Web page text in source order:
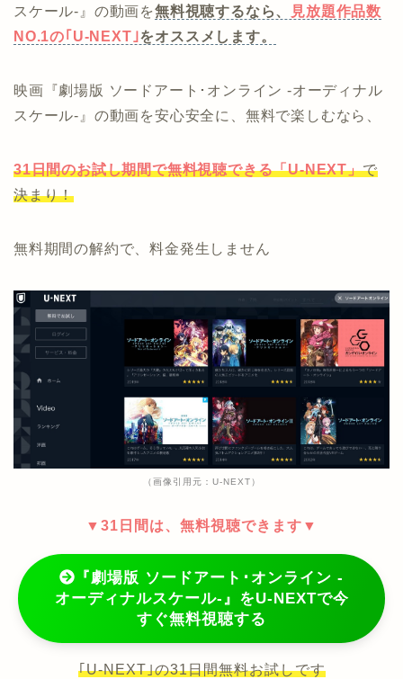
スケール-』の動画を無料視聴するなら、
見放題作品数
NO.1の｢U-NEXT｣をオススメします。
映画『劇場版 ソードアート･オンライン -オーディナル
スケール-』の動画を安心安全に、無料で楽しむなら、
31日間のお試し期間で無料視聴できる「U-NEXT」で
決まり！
無料期間の解約で、料金発生しません
（画像引用元：U-NEXT）
▼31日間は、無料視聴できます▼
『劇場版 ソードアート･オンライン -
オーディナルスケール-』をU-NEXTで今
すぐ無料視聴する
｢U-NEXT｣の31日間無料お試しです